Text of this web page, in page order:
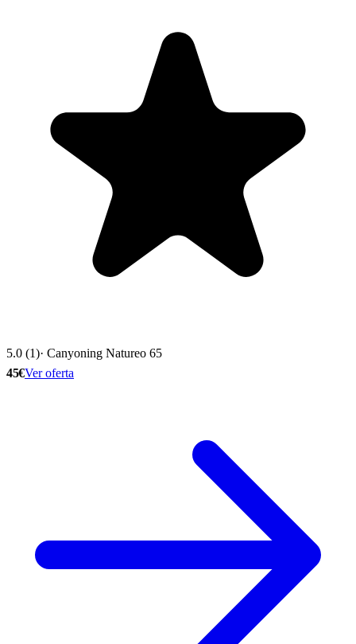
5.0 (1)· Canyoning Natureo 65
45€Ver oferta